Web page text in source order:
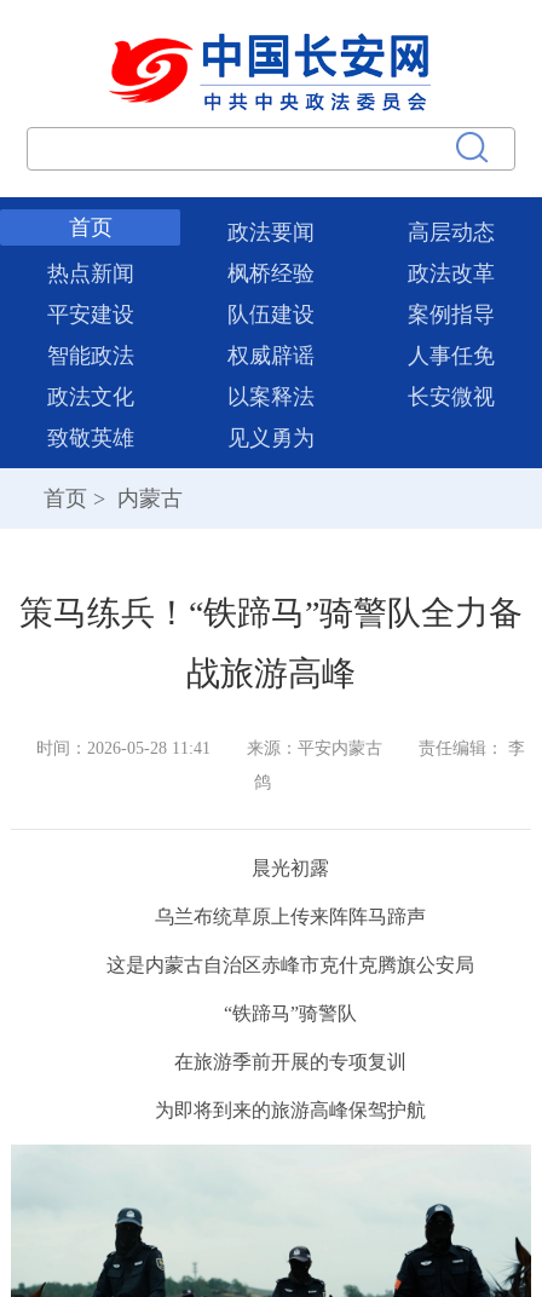
首页 政法要闻
高层动态
热点新闻
枫桥经验
政法改革
平安建设
队伍建设
案例指导
智能政法
权威辟谣
人事任免
政法文化
以案释法
长安微视
致敬英雄
见义勇为
首页 > 内蒙古
策马练兵！“铁蹄马”骑警队全力备
战旅游高峰
时间：2026-05-28 11:41 来源：平安内蒙古
责任编辑： 李
鸽
晨光初露
乌兰布统草原上传来阵阵马蹄声
这是内蒙古自治区赤峰市克什克腾旗公安局
“铁蹄马”骑警队
在旅游季前开展的专项复训
为即将到来的旅游高峰保驾护航